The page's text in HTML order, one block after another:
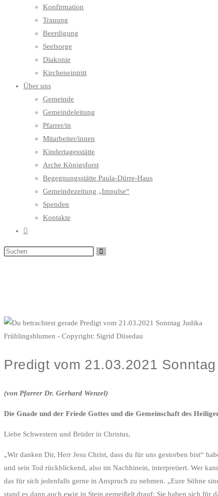
Konfirmation
Trauung
Beerdigung
Seelsorge
Diakonie
Kircheneintritt
Über uns
Gemeinde
Gemeindeleitung
Pfarrer/in
Mitarbeiter/innen
Kindertagesstätte
Arche Königsforst
Begegnungsstätte Paula-Dürre-Haus
Gemeindezeitung „Impulse“
Spenden
Kontakte
Website-
umschalten
Frühlingsblumen - Copyright: Sigrid Düsedau
Predigt vom 21.03.2021
(von Pfarrer Dr. Gerhard Wenzel)
Die Gnade und der Friede Gottes und die Gemeinschaft des
Liebe Schwestern und Brüder in Christus,
„Wir danken Dir, Herr Jesu Christ, dass du für uns gestorben bist“
und sein Tod rückblickend, also im Nachhinein, interpretiert. Wer
das für sich jedenfalls gerne in Anspruch zu nehmen. „Eure Söhne
stand es dann auch ewig in Stein gemeißelt drauf: Sie haben sich für